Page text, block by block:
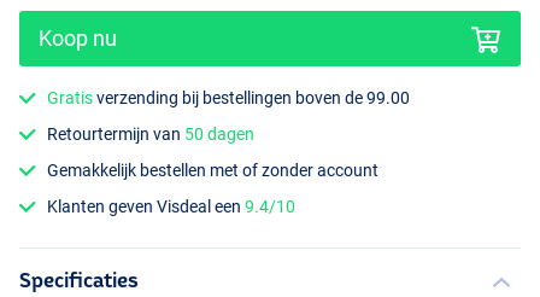
Koop nu
Gratisverzending bij bestellingen boven de 99.00
Retourtermijn van 50 dagen
Gemakkelijk bestellen met of zonder account
Klanten geven Visdeal een9.4/10
Specificaties